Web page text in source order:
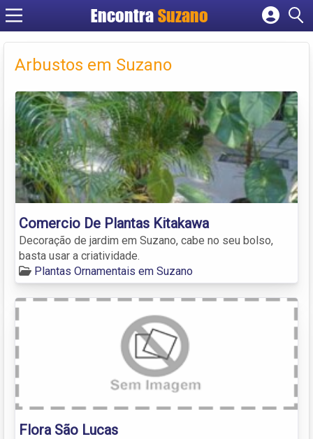
EncontraSuzano
Cadastrar empresa
Criar conta
Arbustos em Suzano
Comercio De Plantas Kitakawa
Decoração de jardim em Suzano, cabe no seu bolso,
basta usar a criatividade.
Plantas Ornamentais em Suzano
Flora São Lucas